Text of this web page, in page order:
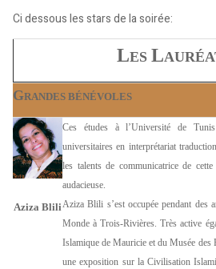
Ci dessous les stars de la soirée:
LES L
GRANDES BÉNÉVOLES
Aziza Blili
Ces études à l’Université de
universitaires en interprétariat
les talents de communicatrice de
audacieuse.
Aziza Blili s’est occupée pendant des
Monde à Trois-Rivières. Très active
Islamique de Mauricie et du Musée des
une exposition sur la Civilisation